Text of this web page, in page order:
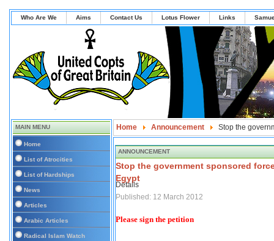
Who Are We Aims Contact Us Lotus Flower Links
MAIN MENU
Home
List of Atrocities
List of Hardships
News
Articles
Arabic Articles
Radical Islam Watch
Home Announcement Stop the
ANNOUNCEMENT
Stop the government sponsored
Egypt
Details
Published: 12 March 2012
Please sign the petition